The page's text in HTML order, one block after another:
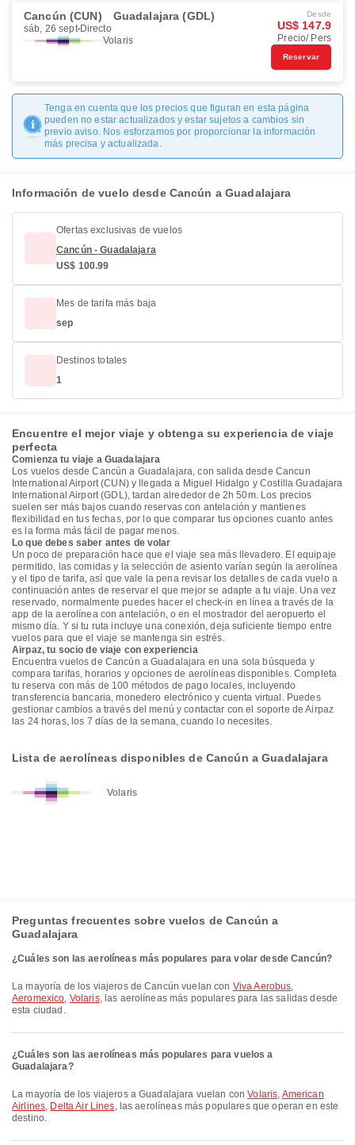
Cancún (CUN) Guadalajara (GDL)
sáb, 26 sept Directo
Volaris
Desde
US$ 147.9
Precio/ Pers
Reservar
Tenga en cuenta que los precios que figuran en esta página
pueden no estar actualizados y estar sujetos a cambios sin
previo aviso. Nos esforzamos por proporcionar la información
más precisa y actualizada.
Información de vuelo desde Cancún a Guadalajara
Ofertas exclusivas de vuelos
Cancún - Guadalajara
US$ 100.99
Mes de tarifa más baja
sep
Destinos totales
1
Encuentre el mejor viaje y obtenga su experiencia de viaje
perfecta
Comienza tu viaje a Guadalajara
Los vuelos desde Cancún a Guadalajara, con salida desde Cancun
International Airport (CUN) y llegada a Miguel Hidalgo y Costilla Guadajara
International Airport (GDL), tardan alrededor de 2h 50m. Los precios
suelen ser más bajos cuando reservas con antelación y mantienes
flexibilidad en tus fechas, por lo que comparar tus opciones cuanto antes
es la forma más fácil de pagar menos.
Lo que debes saber antes de volar
Un poco de preparación hace que el viaje sea más llevadero. El equipaje
permitido, las comidas y la selección de asiento varían según la aerolínea
y el tipo de tarifa, así que vale la pena revisar los detalles de cada vuelo a
continuación antes de reservar el que mejor se adapte a tu viaje. Una vez
reservado, normalmente puedes hacer el check-in en línea a través de la
app de la aerolínea con antelación, o en el mostrador del aeropuerto el
mismo día. Y si tu ruta incluye una conexión, deja suficiente tiempo entre
vuelos para que el viaje se mantenga sin estrés.
Airpaz, tu socio de viaje con experiencia
Encuentra vuelos de Cancún a Guadalajara en una sola búsqueda y
compara tarifas, horarios y opciones de aerolíneas disponibles. Completa
tu reserva con más de 100 métodos de pago locales, incluyendo
transferencia bancaria, monedero electrónico y cuenta virtual. Puedes
gestionar cambios a través del menú y contactar con el soporte de Airpaz
las 24 horas, los 7 días de la semana, cuando lo necesites.
Lista de aerolíneas disponibles de Cancún a Guadalajara
Volaris
Preguntas frecuentes sobre vuelos de Cancún a
Guadalajara
¿Cuáles son las aerolíneas más populares para volar desde Cancún?
La mayoría de los viajeros de Cancún vuelan con Viva Aerobus,
Aeromexico, Volaris, las aerolíneas más populares para las salidas desde
esta ciudad.
¿Cuáles son las aerolíneas más populares para vuelos a
Guadalajara?
La mayoría de los viajeros a Guadalajara vuelan conVolaris, American
Airlines, Delta Air Lines, las aerolíneas más populares que operan en este
destino.